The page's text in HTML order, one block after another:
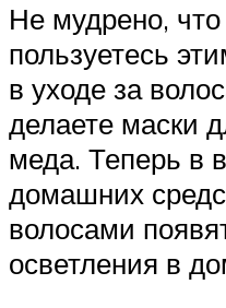
Не мудрено,
пользуетесь
в уходе за
делаете маски
меда. Теперь в
домашних
волосами
осветления в